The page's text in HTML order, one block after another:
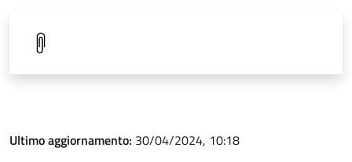
Ultimo aggiornamento: 30/04/2024, 10:18